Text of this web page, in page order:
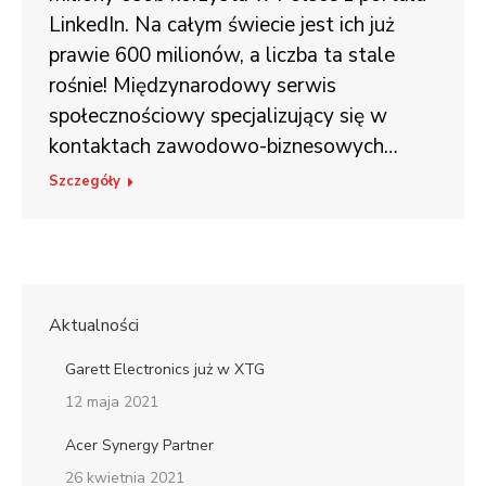
LinkedIn. Na całym świecie jest ich już
prawie 600 milionów, a liczba ta stale
rośnie! Międzynarodowy serwis
społecznościowy specjalizujący się w
kontaktach zawodowo-biznesowych…
Szczegóły
Aktualności
Garett Electronics już w XTG
12 maja 2021
Acer Synergy Partner
26 kwietnia 2021